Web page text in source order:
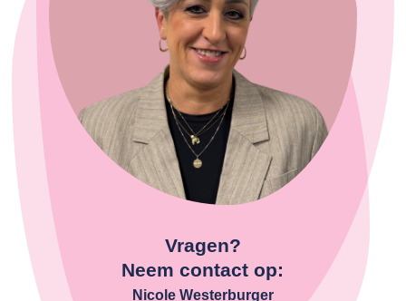
Vragen?
Neem contact op:
Nicole Westerburger